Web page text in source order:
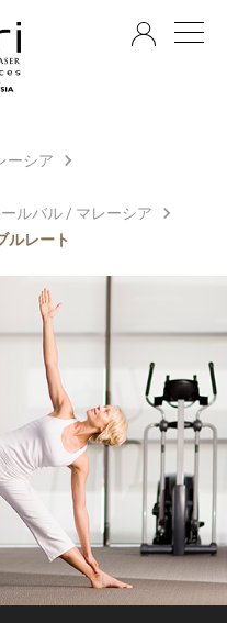
ーシア
ルバル / マレーシア
ルレート